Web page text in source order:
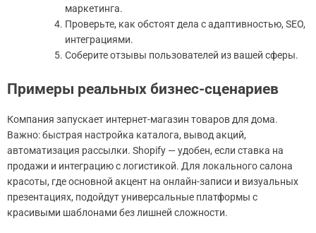
маркетинга.
Проверьте, как обстоят дела с адаптивностью, SEO,
интеграциями.
Соберите отзывы пользователей из вашей сферы.
Примеры реальных бизнес-сценариев
Компания запускает интернет-магазин товаров для дома.
Важно: быстрая настройка каталога, вывод акций,
автоматизация рассылки. Shopify — удобен, если ставка на
продажи и интеграцию с логистикой. Для локального салона
красоты, где основной акцент на онлайн-записи и визуальных
презентациях, подойдут универсальные платформы с
красивыми шаблонами без лишней сложности.